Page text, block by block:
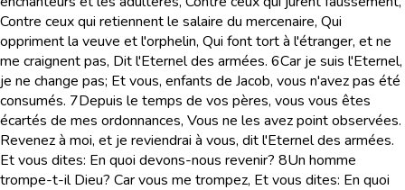
Contre ceux qui retiennent le salaire du mercenaire, Qui
oppriment la veuve et l'orphelin, Qui font tort à l'étranger, et ne
me craignent pas, Dit l'Eternel des armées. 6Car je suis l'Eternel,
je ne change pas; Et vous, enfants de Jacob, vous n'avez pas été
consumés. 7Depuis le temps de vos pères, vous vous êtes
écartés de mes ordonnances, Vous ne les avez point observées.
Revenez à moi, et je reviendrai à vous, dit l'Eternel des armées.
Et vous dites: En quoi devons-nous revenir? 8Un homme
trompe-t-il Dieu? Car vous me trompez, Et vous dites: En quoi